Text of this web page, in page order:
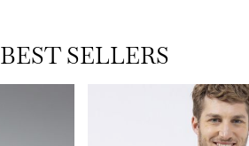
BEST SELLERS